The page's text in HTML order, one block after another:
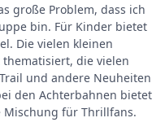
große Problem, dass ich
bin. Für Kinder bietet
Die vielen kleinen
die vielen
und andere Neuheiten
den Achterbahnen bietet
Mischung für Thrillfans.